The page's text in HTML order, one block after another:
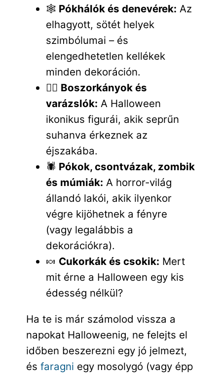
🕸️ Pókhálók és denevérek: Az
elhagyott, sötét helyek
szimbólumai – és
elengedhetetlen kellékek
minden dekoráción.
🧙‍♀️ Boszorkányok és
varázslók: A Halloween
ikonikus figurái, akik seprűn
suhanva érkeznek az
éjszakába.
🕷️ Pókok, csontvázak, zombik
és múmiák: A horror-világ
állandó lakói, akik ilyenkor
végre kijöhetnek a fényre
(vagy legalábbis a
dekorációkra).
🍬 Cukorkák és csokik: Mert
mit érne a Halloween egy kis
édesség nélkül?
Ha te is már számolod vissza a
napokat Halloweenig, ne felejts el
időben beszerezni egy jó jelmezt,
és faragni egy mosolygó (vagy épp